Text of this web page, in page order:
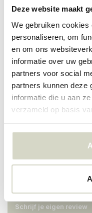
Deze website maakt
We gebruiken
personaliseren, om
en om ons
informatie over uw
partners voor social
partners kunnen deze
informatie die u aan
verzameld op basis
Kleur: naturel, blauw
Overige: Geschikt voor in
item kunnen er
Artikelnummer
SKU
Reviews
Er zijn nog geen reviews
Schrijf je eigen review